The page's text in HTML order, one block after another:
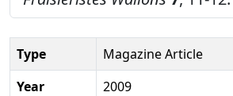
Type
Magazine Article
Year
2009